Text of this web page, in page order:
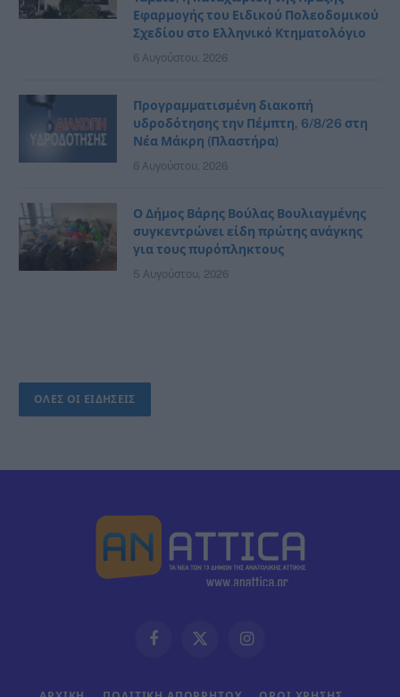
Εφαρμογής του Ειδικού Πολεοδομικού
Σχεδίου στο Ελληνικό Κτηματολόγιο
6 Αυγούστου, 2026
Προγραμματισμένη διακοπή
υδροδότησης την Πέμπτη, 6/8/26 στη
Νέα Μάκρη (Πλαστήρα)
6 Αυγούστου, 2026
Ο Δήμος Βάρης Βούλας Βουλιαγμένης
συγκεντρώνει είδη πρώτης ανάγκης
για τους πυρόπληκτους
5 Αυγούστου, 2026
ΟΛΕΣ ΟΙ ΕΙΔΗΣΕΙΣ
FacebookX
Instagram